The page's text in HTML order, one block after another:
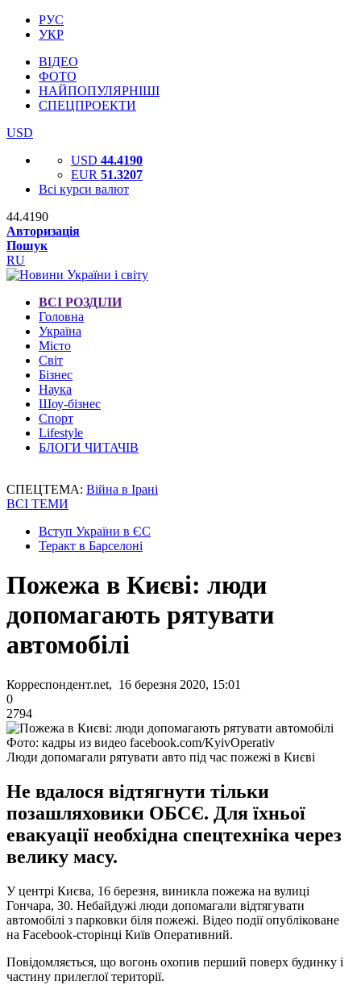
РУС
УКР
ВІДЕО
ФОТО
НАЙПОПУЛЯРНІШІ
СПЕЦПРОЕКТИ
USD
USD 44.4190
EUR 51.3207
Всі курси валют
44.4190
Авторизація
Пошук
RU
ВСІ РОЗДІЛИ
Головна
Україна
Місто
Світ
Бізнес
Наука
Шоу-бізнес
Спорт
Lifestyle
БЛОГИ ЧИТАЧІВ
СПЕЦТЕМА: Війна в Ірані
ВСІ ТЕМИ
Вступ України в ЄС
Теракт в Барселоні
Пожежа в Києві: люди
допомагають рятувати
автомобілі
Корреспондент.net, 16 березня 2020, 15:01
0
2794
Фото: кадры из видео facebook.com/KyivOperativ
Люди допомагали рятувати авто під час пожежі в Києві
Не вдалося відтягнути тільки
позашляховики ОБСЄ. Для їхньої
евакуації необхідна спецтехніка через
велику масу.
У центрі Києва, 16 березня, виникла пожежа на вулиці
Гончара, 30. Небайдужі люди допомагали відтягувати
автомобілі з парковки біля пожежі. Відео події опубліковане
на Facebook-сторінці Київ Оперативний.
Повідомляється, що вогонь охопив перший поверх будинку і
частину прилеглої території.